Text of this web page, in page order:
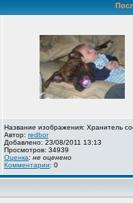
Название изображения: Хранитель
Автор: redbor
Добавлено: 23/08/2011 13:13
Просмотров: 34939
Оценка: не оценено
Комментарии: 0